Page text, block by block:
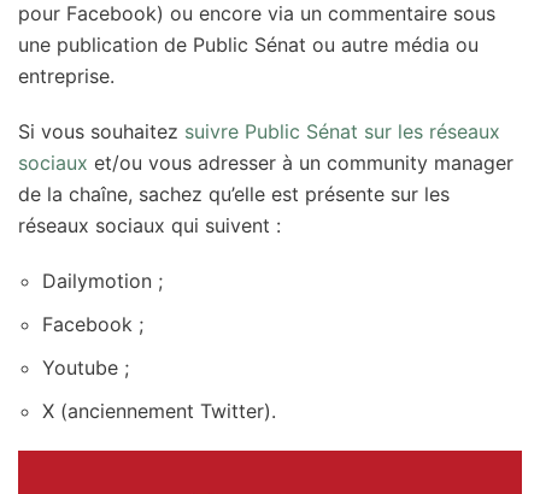
pour Facebook) ou encore via un commentaire sous
une publication de Public Sénat ou autre média ou
entreprise.
Si vous souhaitez suivre Public Sénat sur les réseaux
sociaux et/ou vous adresser à un community manager
de la chaîne, sachez qu’elle est présente sur les
réseaux sociaux qui suivent :
Dailymotion ;
Facebook ;
Youtube ;
X (anciennement Twitter).